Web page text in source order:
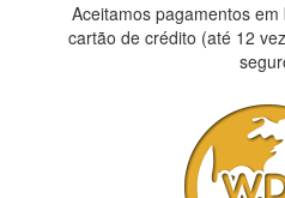
Aceitamos pagamentos
cartão de crédito (até 12